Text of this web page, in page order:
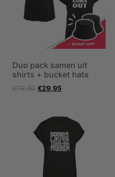
Duo pack samen uit
shirts + bucket hats
€79,80 €29,95